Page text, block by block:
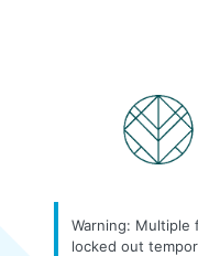
connecter
Warning: Multiple
locked out